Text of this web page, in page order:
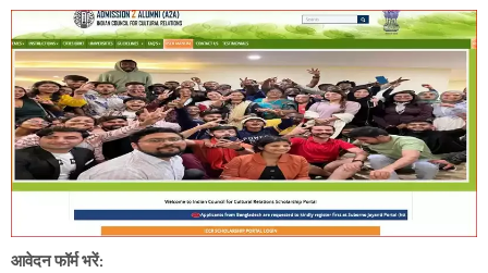
आवेदन फॉर्म भरें: